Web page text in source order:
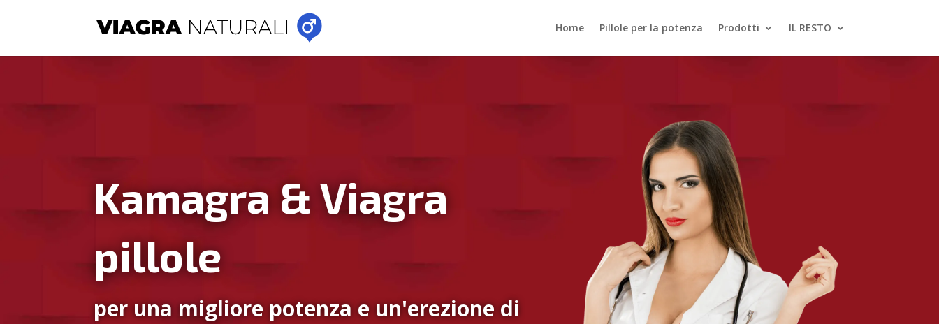
Home Pillole per la potenza Prodotti IL RESTO
Kamagra & Viagra
pillole
per una migliore potenza e un'erezione di